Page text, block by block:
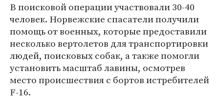
В поисковой операции участвовали 30-40
человек. Норвежские спасатели получили
помощь от военных, которые предоставили
несколько вертолетов для транспортировки
людей, поисковых собак, а также помогли
установить масштаб лавины, осмотрев
место происшествия с бортов истребителей
F-16.